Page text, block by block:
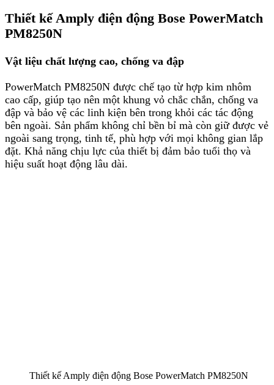
Thiết kế Amply điện động Bose PowerMatch
PM8250N
Vật liệu chất lượng cao, chống va đập
PowerMatch PM8250N được chế tạo từ hợp kim nhôm
cao cấp, giúp tạo nên một khung vỏ chắc chắn, chống va
đập và bảo vệ các linh kiện bên trong khỏi các tác động
bên ngoài. Sản phẩm không chỉ bền bỉ mà còn giữ được vẻ
ngoài sang trọng, tinh tế, phù hợp với mọi không gian lắp
đặt. Khả năng chịu lực của thiết bị đảm bảo tuổi thọ và
hiệu suất hoạt động lâu dài.
Thiết kế Amply điện động Bose PowerMatch PM8250N